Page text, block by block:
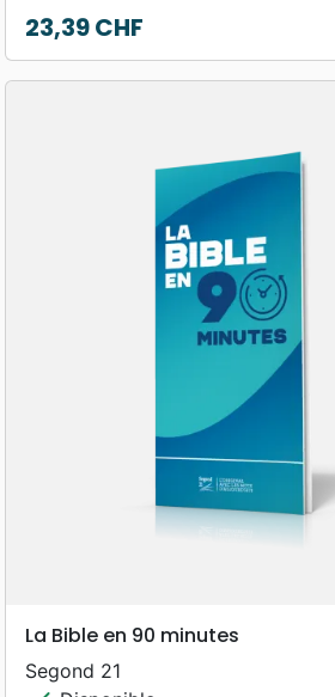
Prix
23,39 CHF
La Bible en 90 minutes
Segond 21